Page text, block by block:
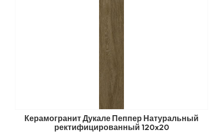
Керамогранит Дукале Пеппер Натуральный
ректифицированный 120x20